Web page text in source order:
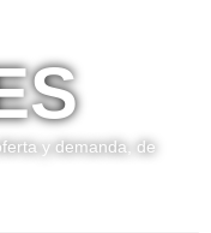
y demanda, de